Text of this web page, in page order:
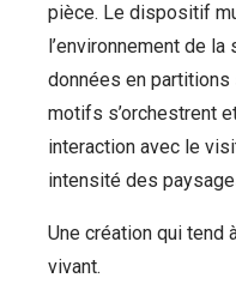
pièce. Le dispositif
l’environnement de
données en
motifs s’orchestrent
interaction avec le
intensité des
Une création qui
vivant.